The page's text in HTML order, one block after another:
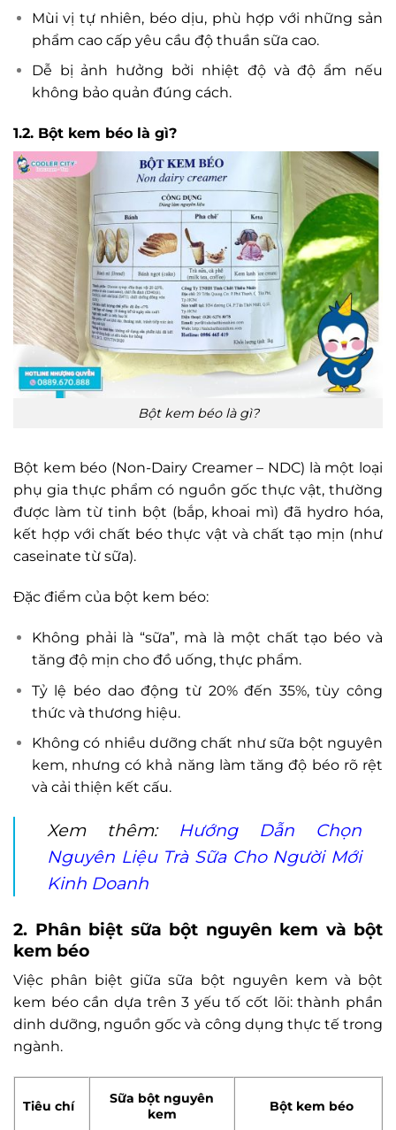
Mùi vị tự nhiên, béo dịu, phù hợp với những sản
phẩm cao cấp yêu cầu độ thuần sữa cao.
Dễ bị ảnh hưởng bởi nhiệt độ và độ ẩm nếu
không bảo quản đúng cách.
1.2. Bột kem béo là gì?
Bột kem béo là gì?
Bột kem béo (Non-Dairy Creamer – NDC) là một loại
phụ gia thực phẩm có nguồn gốc thực vật, thường
được làm từ tinh bột (bắp, khoai mì) đã hydro hóa,
kết hợp với chất béo thực vật và chất tạo mịn (như
caseinate từ sữa).
Đặc điểm của bột kem béo:
Không phải là “sữa”, mà là một chất tạo béo và
tăng độ mịn cho đồ uống, thực phẩm.
Tỷ lệ béo dao động từ 20% đến 35%, tùy công
thức và thương hiệu.
Không có nhiều dưỡng chất như sữa bột nguyên
kem, nhưng có khả năng làm tăng độ béo rõ rệt
và cải thiện kết cấu.
Xem thêm: Hướng Dẫn Chọn
Nguyên Liệu Trà Sữa Cho Người Mới
Kinh Doanh
2. Phân biệt sữa bột nguyên kem và bột
kem béo
Việc phân biệt giữa sữa bột nguyên kem và bột
kem béo cần dựa trên 3 yếu tố cốt lõi: thành phần
dinh dưỡng, nguồn gốc và công dụng thực tế trong
ngành.
Tiêu chí
Sữa bột nguyên
kem
Bột kem béo